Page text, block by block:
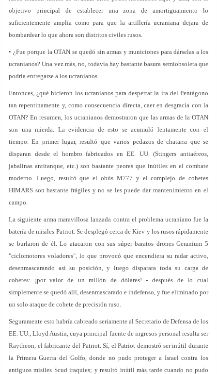
objetivo principal de establecer una zona de amortiguamiento lo
suficientemente amplia como para que la artillería ucraniana dejara de
bombardear lo que ahora son distritos civiles rusos.
• ¿Fue porque la OTAN se quedó sin armas y municiones para dárselas a los
ucranianos? Una vez más, no, todavía hay bastante basura semiobsoleta que
podría entregarse a los ucranianos.
Entonces, ¿qué hicieron los ucranianos para despertar la ira del Pentágono
tan repentinamente y, como consecuencia directa, caer en desgracia con la
OTAN? En resumen, los ucranianos demostraron que las armas de la OTAN
son una mierda. La evidencia de esto se acumuló lentamente con el
tiempo. En primer lugar, resultó que varios pedazos de chatarra que se
disparan desde el hombro fabricados en EE. UU. (Stingers antiaéreos,
jabalinas antitanque, etc.) son bastante peores que inútiles en el combate
moderno. Luego, resultó que el obús M777 y el complejo de cohetes
HIMARS son bastante frágiles y no se les puede dar mantenimiento en el
campo.
La siguiente arma maravillosa lanzada contra el problema ucraniano fue la
batería de misiles Patriot. Se desplegó cerca de Kiev y los rusos rápidamente
se burlaron de él. Lo atacaron con sus súper baratos drones Geranium 5
"ciclomotores voladores", lo que provocó que encendiera su radar activo,
desenmascarando así su posición, y luego disparara toda su carga de
cohetes: ¡por valor de un millón de dólares! - después de lo cual
simplemente se quedó allí, desenmascarado e indefenso, y fue eliminado por
un solo ataque de cohete de precisión ruso.
Seguramente esto habría cabreado seriamente al Secretario de Defensa de los
EE. UU., Lloyd Austin, cuya principal fuente de ingresos personal resulta ser
Raytheon, el fabricante del Patriot. Sí, el Patriot demostró ser inútil durante
la Primera Guerra del Golfo, donde no pudo proteger a Israel contra los
antiguos misiles Scud iraquíes; y resultó inútil más tarde cuando no pudo